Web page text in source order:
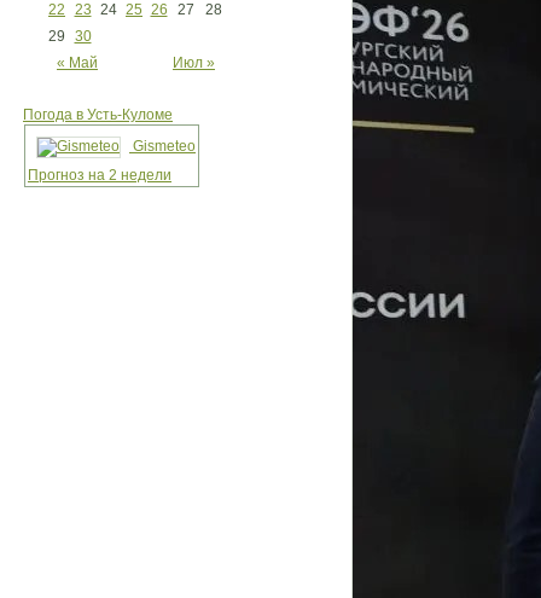
« Май Июл »
22
23 24 25 26 27
28
29
30
Погода в Усть-Куломе
Gismeteo
Прогноз на 2 недели